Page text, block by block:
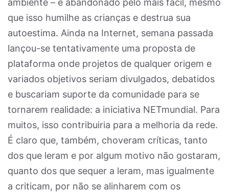
ambiente – é abandonado pelo mais fácil, mesmo
que isso humilhe as crianças e destrua sua
autoestima. Ainda na Internet, semana passada
lançou-se tentativamente uma proposta de
plataforma onde projetos de qualquer origem e
variados objetivos seriam divulgados, debatidos
e buscariam suporte da comunidade para se
tornarem realidade: a iniciativa NETmundial. Para
muitos, isso contribuiria para a melhoria da rede.
É claro que, também, choveram críticas, tanto
dos que leram e por algum motivo não gostaram,
quanto dos que sequer a leram, mas igualmente
a criticam, por não se alinharem com os